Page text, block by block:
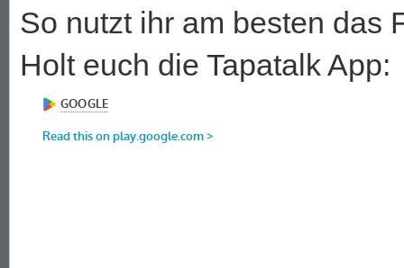
So nutzt ihr am besten das
Holt euch die Tapatalk App: